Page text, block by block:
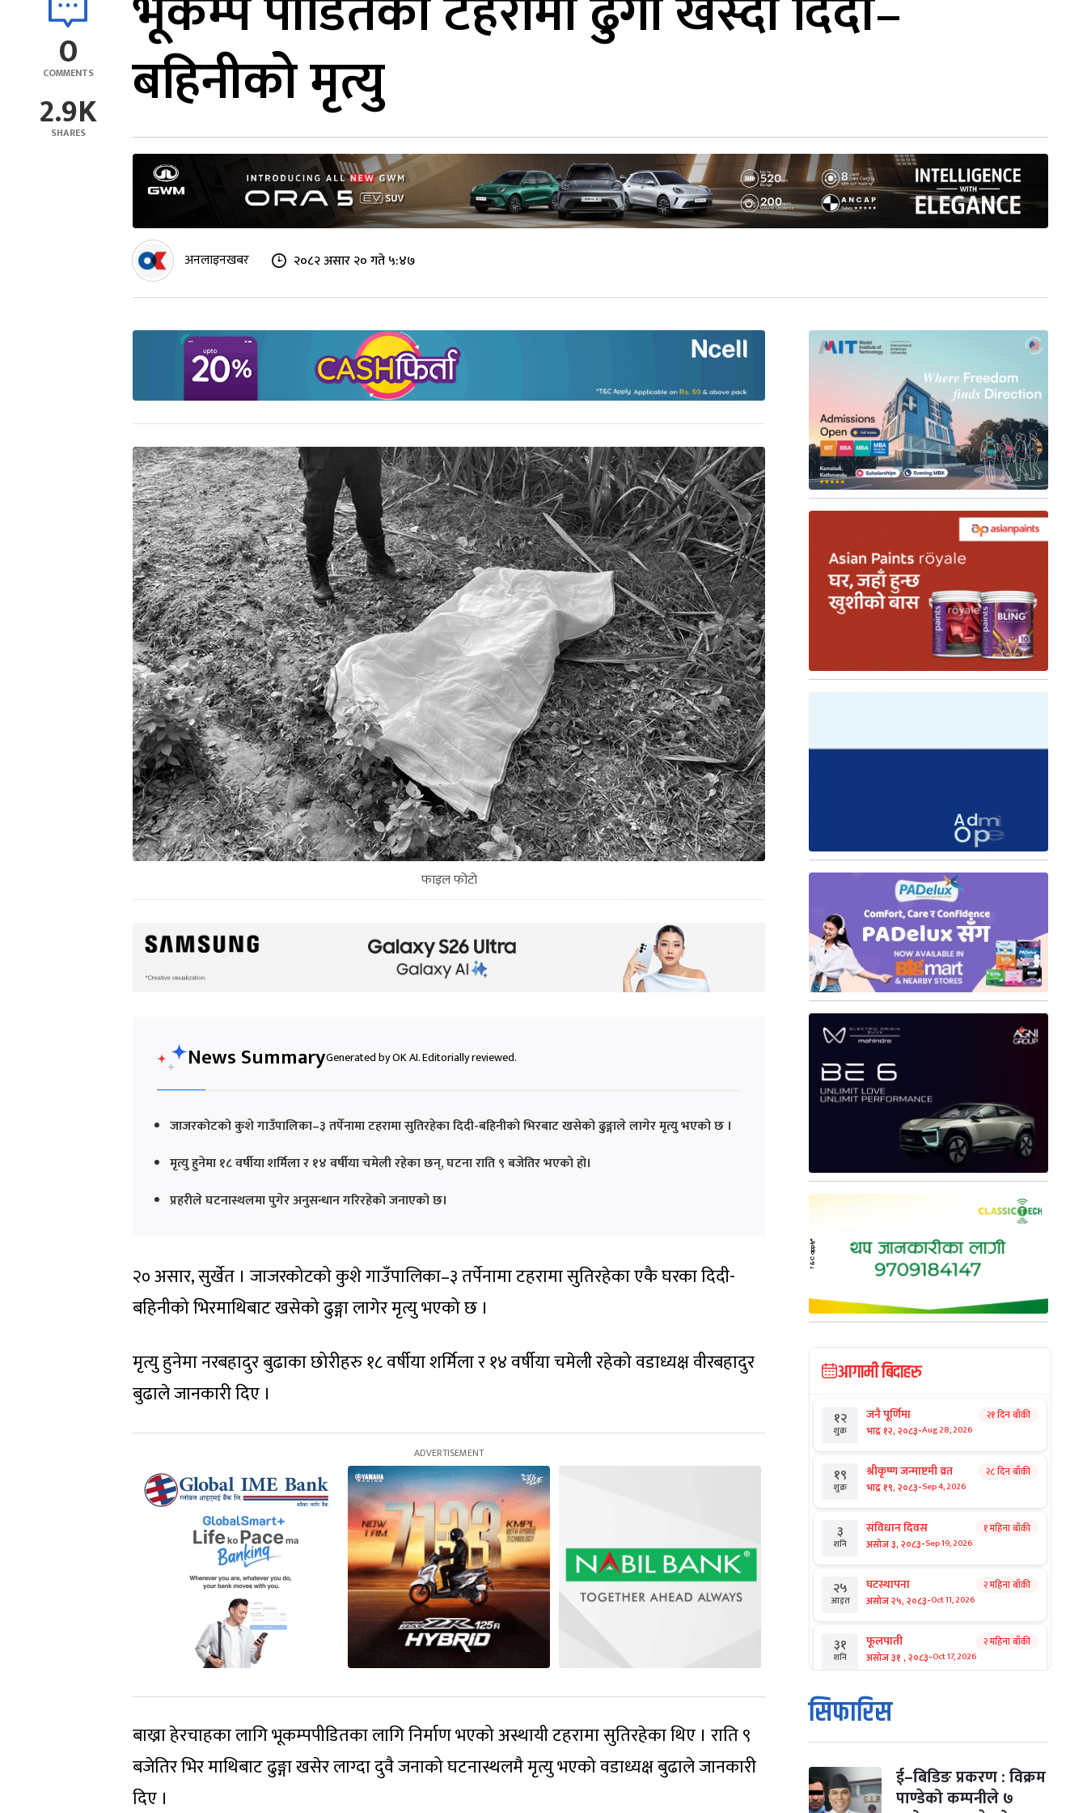
0
COMMENTS
2.9K
SHARES
बहिनीको मृत्यु
अनलाइनखबर २०८२ असार २० गते ५:४७
फाइल फोटो
News SummaryGenerated by OK AI. Editorially reviewed.
जाजरकोटको कुशे गाउँपालिका–३ तर्पेनामा टहरामा सुतिरहेका दिदी-बहिनीको भिरबाट खसेको ढुङ्गाले लागेर मृत्यु भएको छ ।
मृत्यु हुनेमा १८ वर्षीया शर्मिला र १४ वर्षीया चमेली रहेका छन्, घटना राति ९ बजेतिर भएको हो।
प्रहरीले घटनास्थलमा पुगेर अनुसन्धान गरिरहेको जनाएको छ।
२० असार, सुर्खेत । जाजरकोटको कुशे गाउँपालिका–३ तर्पेनामा टहरामा सुतिरहेका एकै घरका दिदी-
बहिनीको भिरमाथिबाट खसेको ढुङ्गा लागेर मृत्यु भएको छ ।
मृत्यु हुनेमा नरबहादुर बुढाका छोरीहरु १८ वर्षीया शर्मिला र १४ वर्षीया चमेली रहेको वडाध्यक्ष वीरबहादुर
बुढाले जानकारी दिए ।
बाख्रा हेरचाहका लागि भूकम्पपीडितका लागि निर्माण भएको अस्थायी टहरामा सुतिरहेका थिए । राति ९
बजेतिर भिर माथिबाट ढुङ्गा खसेर लाग्दा दुवै जनाको घटनास्थलमै मृत्यु भएको वडाध्यक्ष बुढाले जानकारी
दिए ।
आगामी बिदाहरु
१२
शुक्र
जनै पूर्णिमा
भाद्र १२, २०८३-Aug 28, 2026
२१ दिन बाँकी
१९
शुक्र
श्रीकृष्ण जन्माष्टमी व्रत
भाद्र १९, २०८३-Sep 4, 2026
२८ दिन बाँकी
३
शनि
संविधान दिवस
असोज ३, २०८३-Sep 19, 2026
१ महिना बाँकी
२५
आइत
घटस्थापना
असोज २५, २०८३-Oct 11, 2026
२ महिना बाँकी
३१
शनि
फूलपाती
असोज ३१ , २०८३-Oct 17, 2026
२ महिना बाँकी
१
आइत
कार्तिक सङ्क्रान्ति
कार्तिक १, २०८३
मंगल कार्तिक ३, २०८३-Oct 20, 2026
सिफारिस
ई–बिडिङ प्रकरण : विक्रम
पाण्डेको कम्पनीले ७